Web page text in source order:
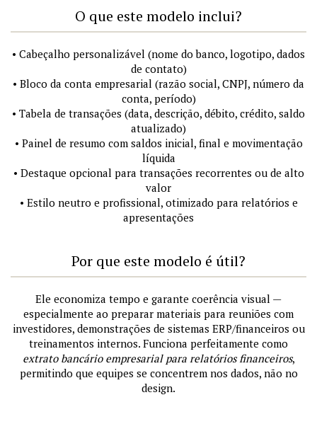
O que este modelo inclui?
• Cabeçalho personalizável (nome do banco, logotipo, dados
de contato)
• Bloco da conta empresarial (razão social, CNPJ, número da
conta, período)
• Tabela de transações (data, descrição, débito, crédito, saldo
atualizado)
• Painel de resumo com saldos inicial, final e movimentação
líquida
• Destaque opcional para transações recorrentes ou de alto
valor
• Estilo neutro e profissional, otimizado para relatórios e
apresentações
Por que este modelo é útil?
Ele economiza tempo e garante coerência visual —
especialmente ao preparar materiais para reuniões com
investidores, demonstrações de sistemas ERP/financeiros ou
treinamentos internos. Funciona perfeitamente como
extrato bancário empresarial para relatórios financeiros,
permitindo que equipes se concentrem nos dados, não no
design.